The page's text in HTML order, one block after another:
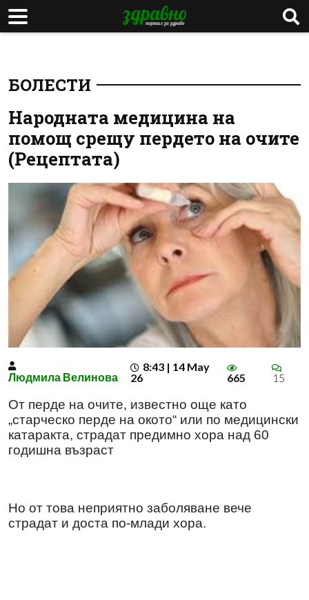
БОЛЕСТИ
Народната медицина на
помощ срещу пердето на очите
(Рецептата)
Людмила Велинова
8:43 | 14 May
26
665 15
От перде на очите, известно още като
„старческо перде на окото“ или по медицински
катаракта, страдат предимно хора над 60
годишна възраст
Но от това неприятно заболяване вече
страдат и доста по-млади хора.